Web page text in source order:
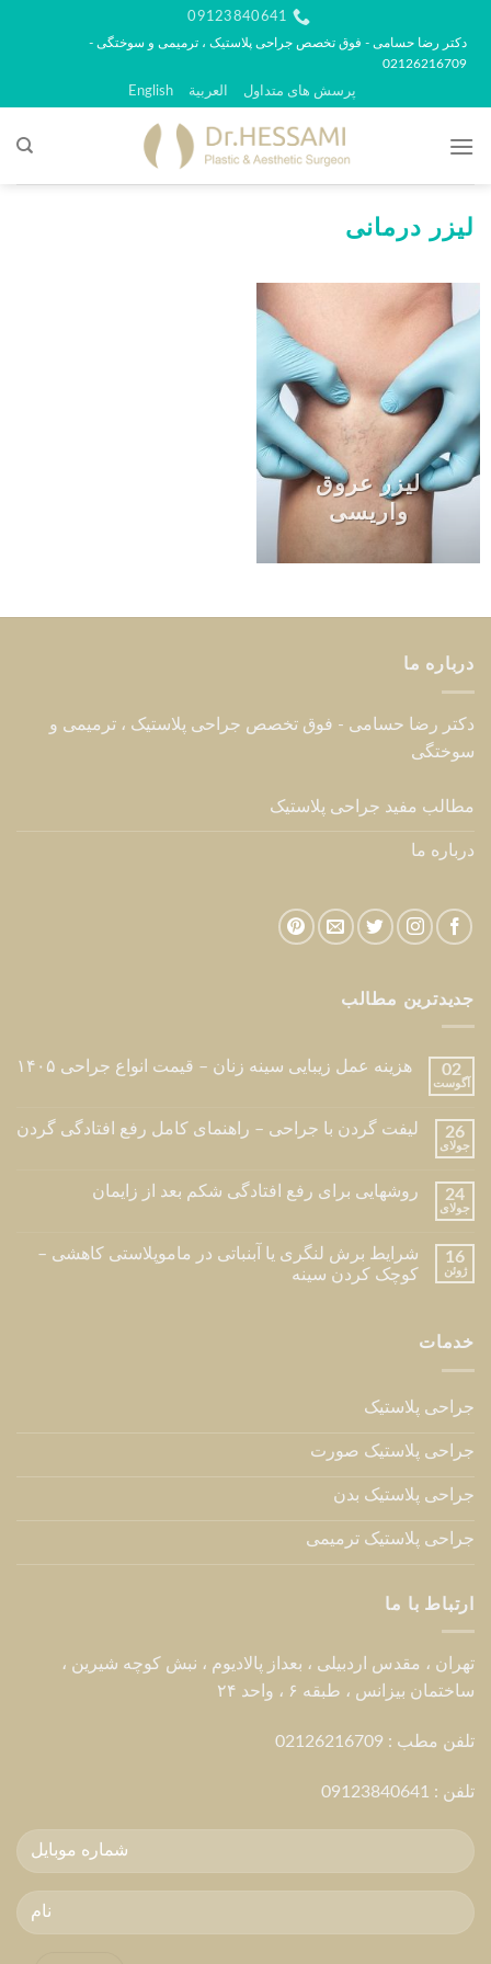
محتوا
09123840641
دکتر رضا حسامی - فوق تخصص جراحی پلاستیک ، ترمیمی و سوختگی -
02126216709
پرسش های متداول العربية English
لیزر درمانی
لیزر عروق
واریسی
درباره ما
دکتر رضا حسامی - فوق تخصص جراحی پلاستیک ، ترمیمی و
سوختگی
مطالب مفید جراحی پلاستیک
درباره ما
جدیدترین مطالب
02
آگوست
هزینه عمل زیبایی سینه زنان – قیمت انواع جراحی ۱۴۰۵
26
جولای
لیفت گردن با جراحی – راهنمای کامل رفع افتادگی گردن
24
جولای
روشهایی برای رفع افتادگی شکم بعد از زایمان
16
ژوئن
شرایط برش لنگری یا آبنباتی در ماموپلاستی کاهشی –
کوچک کردن سینه
خدمات
جراحی پلاستیک
جراحی پلاستیک صورت
جراحی پلاستیک بدن
جراحی پلاستیک ترمیمی
ارتباط با ما
تهران ، مقدس اردبیلی ، بعداز پالادیوم ، نبش کوچه شیرین ،
ساختمان بیزانس ، طبقه ۶ ، واحد ۲۴
تلفن مطب : 02126216709
تلفن : 09123840641